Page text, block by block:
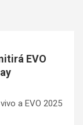
EVO
a EVO 2025